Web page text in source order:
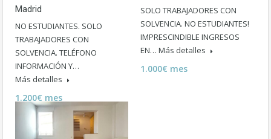
Madrid
NO ESTUDIANTES. SOLO
TRABAJADORES CON
SOLVENCIA. TELÉFONO
INFORMACIÓN Y…
Más detalles
1.200€ mes
SOLO TRABAJADORES CON
SOLVENCIA. NO ESTUDIANTES!
IMPRESCINDIBLE INGRESOS
EN… Más detalles
1.000€ mes